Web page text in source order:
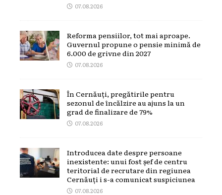
07.08.2026
Reforma pensiilor, tot mai aproape.
Guvernul propune o pensie minimă de
6.000 de grivne din 2027
07.08.2026
În Cernăuți, pregătirile pentru
sezonul de încălzire au ajuns la un
grad de finalizare de 79%
07.08.2026
Introducea date despre persoane
inexistente: unui fost șef de centru
teritorial de recrutare din regiunea
Cernăuți i s-a comunicat suspiciunea
07.08.2026